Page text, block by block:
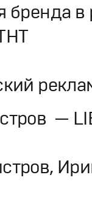
бренда в
—